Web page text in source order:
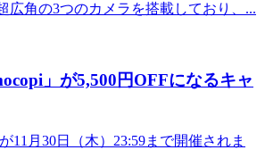
広角の3つのカメラを搭載しており、...
」が5,500円OFFになるキャ
11月30日（木）23:59まで開催されま